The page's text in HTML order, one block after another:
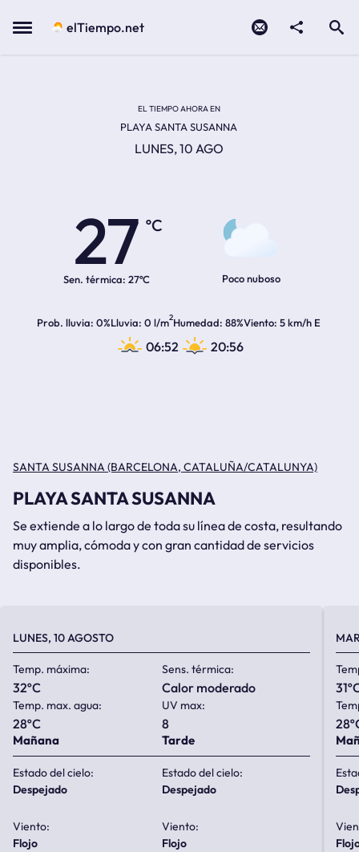
Menu elTiempo.net
EL TIEMPO AHORA EN
PLAYA SANTA SUSANNA
LUNES, 10 AGO
27
ºC
Sen. térmica: 27ºC Poco nuboso
Prob. lluvia 0%Lluvia 0 l/m2Humedad 88%Viento 5 km/h E
06:52 20:56
SANTA SUSANNA (BARCELONA, CATALUÑA/CATALUNYA)
PLAYA SANTA SUSANNA
Se extiende a lo largo de toda su línea de costa, resultando
muy amplia, cómoda y con gran cantidad de servicios
disponibles.
LUNES, 10 AGOSTO
Temp. máxima:
32ºC
Sens. térmica:
calor moderado
Temp. max. agua:
28ºC
UV max:
8
Mañana
Estado del cielo:
despejado
Viento:
flojo
Tarde
Estado del cielo:
despejado
Viento:
flojo